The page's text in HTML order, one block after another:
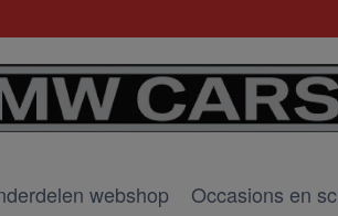
webshop Occasions en